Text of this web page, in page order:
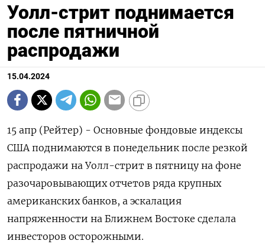
Уолл-стрит поднимается
после пятничной
распродажи
15.04.2024
15 апр (Рейтер) - Основные фондовые индексы
США поднимаются в понедельник после резкой
распродажи на Уолл-стрит в пятницу на фоне
разочаровывающих отчетов ряда крупных
американских банков, а эскалация
напряженности на Ближнем Востоке сделала
инвесторов осторожными.